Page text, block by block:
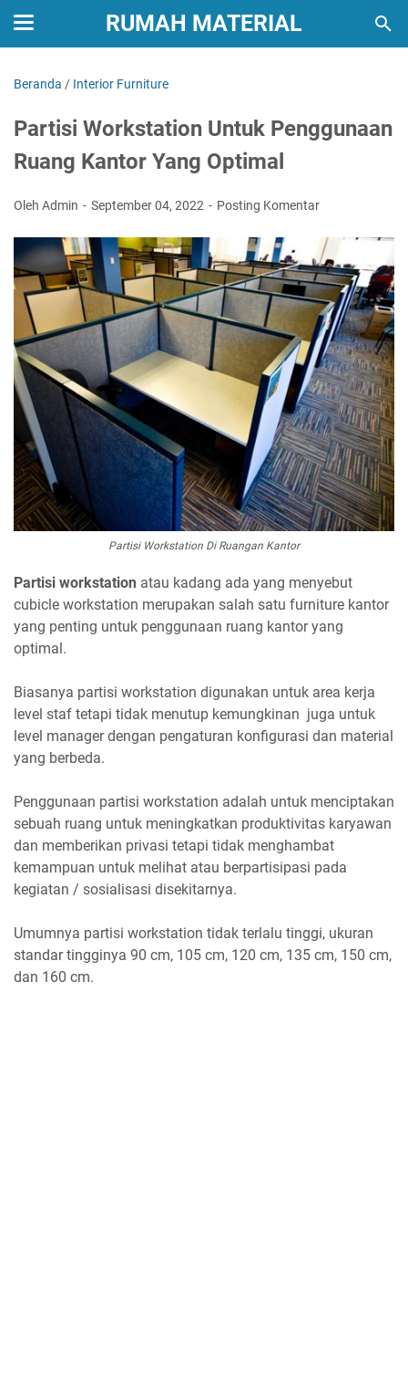
RUMAH MATERIAL
Beranda / Interior Furniture
Partisi Workstation Untuk Penggunaan
Ruang Kantor Yang Optimal
Oleh Admin September 04, 2022 Posting Komentar
Partisi Workstation Di Ruangan Kantor
Partisi workstation atau kadang ada yang menyebut
cubicle workstation merupakan salah satu furniture kantor
yang penting untuk penggunaan ruang kantor yang
optimal.
Biasanya partisi workstation digunakan untuk area kerja
level staf tetapi tidak menutup kemungkinan juga untuk
level manager dengan pengaturan konfigurasi dan material
yang berbeda.
Penggunaan partisi workstation adalah untuk menciptakan
sebuah ruang untuk meningkatkan produktivitas karyawan
dan memberikan privasi tetapi tidak menghambat
kemampuan untuk melihat atau berpartisipasi pada
kegiatan / sosialisasi disekitarnya.
Umumnya partisi workstation tidak terlalu tinggi, ukuran
standar tingginya 90 cm, 105 cm, 120 cm, 135 cm, 150 cm,
dan 160 cm.